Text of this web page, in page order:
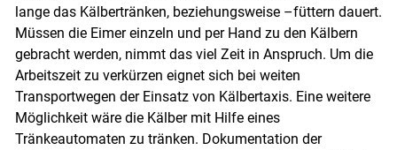
lange das Kälbertränken, beziehungsweise –füttern dauert.
Müssen die Eimer einzeln und per Hand zu den Kälbern
gebracht werden, nimmt das viel Zeit in Anspruch. Um die
Arbeitszeit zu verkürzen eignet sich bei weiten
Transportwegen der Einsatz von Kälbertaxis. Eine weitere
Möglichkeit wäre die Kälber mit Hilfe eines
Tränkeautomaten zu tränken. Dokumentation der